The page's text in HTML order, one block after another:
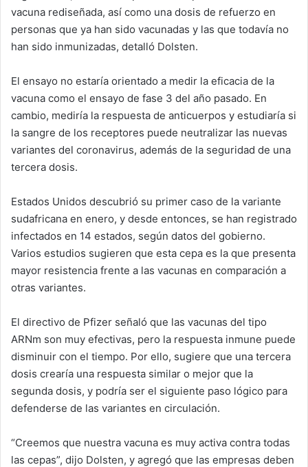
vacuna rediseñada, así como una dosis de refuerzo en
personas que ya han sido vacunadas y las que todavía no
han sido inmunizadas, detalló Dolsten.
El ensayo no estaría orientado a medir la eficacia de la
vacuna como el ensayo de fase 3 del año pasado. En
cambio, mediría la respuesta de anticuerpos y estudiaría si
la sangre de los receptores puede neutralizar las nuevas
variantes del coronavirus, además de la seguridad de una
tercera dosis.
Estados Unidos descubrió su primer caso de la variante
sudafricana en enero, y desde entonces, se han registrado
infectados en 14 estados, según datos del gobierno.
Varios estudios sugieren que esta cepa es la que presenta
mayor resistencia frente a las vacunas en comparación a
otras variantes.
El directivo de Pfizer señaló que las vacunas del tipo
ARNm son muy efectivas, pero la respuesta inmune puede
disminuir con el tiempo. Por ello, sugiere que una tercera
dosis crearía una respuesta similar o mejor que la
segunda dosis, y podría ser el siguiente paso lógico para
defenderse de las variantes en circulación.
“Creemos que nuestra vacuna es muy activa contra todas
las cepas”, dijo Dolsten, y agregó que las empresas deben